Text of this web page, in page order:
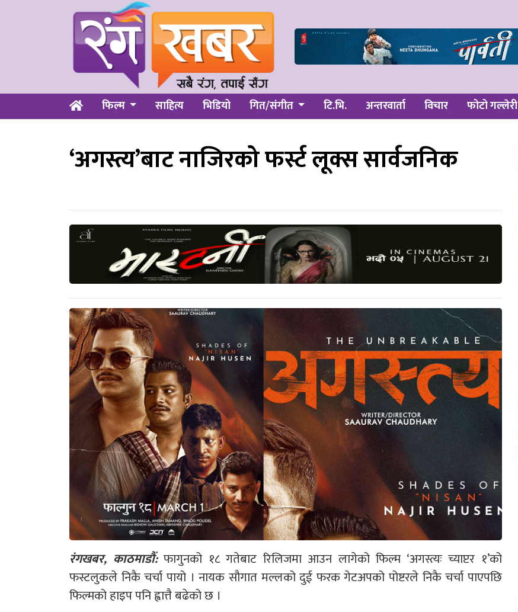
फिल्म साहित्य भिडियो गित/संगीत टि.भि. अन्तरवार्ता विचार फोटो गल्लेरी
‘अगस्त्य’बाट नाजिरको फर्स्ट लूक्स सार्वजनिक
रंगखबर, काठमाडौँ:फागुनको १८ गतेबाट रिलिजमा आउन लागेको फिल्म ‘अगस्त्यः च्याप्टर १’को
फस्टलुकले निकै चर्चा पायो । नायक सौगात मल्लको दुई फरक गेटअपको पोष्टरले निकै चर्चा पाएपछि
फिल्मको हाइप पनि ह्वात्तै बढेको छ ।